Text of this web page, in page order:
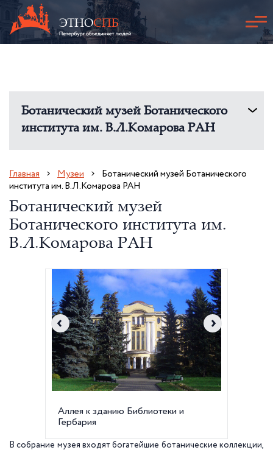
Ботанический музей Ботанического
института им. В.Л.Комарова РАН
Главная Музеи
Ботанический музей Ботанического
института им. В.Л.Комарова РАН
Ботанический музей
Ботанического института им.
В.Л.Комарова РАН
Аллея к зданию Библиотеки и
Гербария
В собрание музея входят богатейшие ботанические коллекции,